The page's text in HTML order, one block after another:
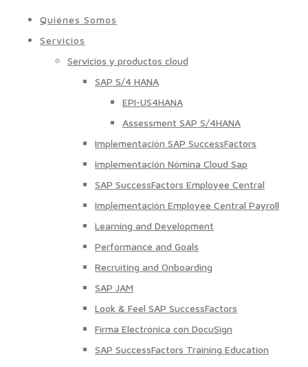
Quiénes Somos
Servicios
Servicios y productos cloud
SAP S/4 HANA
EPI-US4HANA
Assessment SAP S/4HANA
Implementación SAP SuccessFactors
Implementación Nómina Cloud Sap
SAP SuccessFactors Employee Central
Implementación Employee Central Payroll
Learning and Development
Performance and Goals
Recruiting and Onboarding
SAP JAM
Look & Feel SAP SuccessFactors
Firma Electrónica con DocuSign
SAP SuccessFactors Training Education